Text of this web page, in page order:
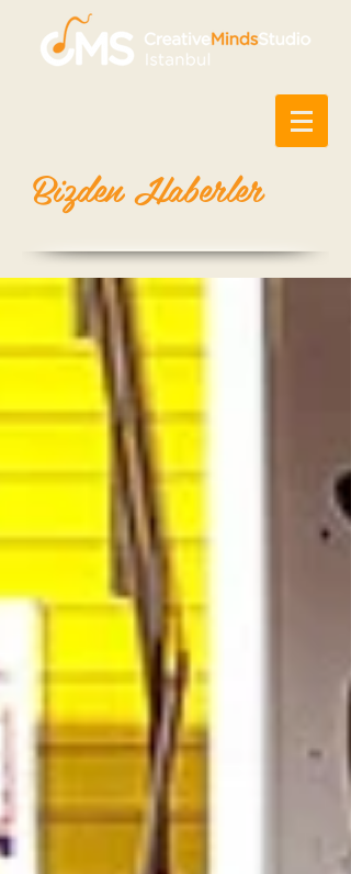
Bizden Haberler